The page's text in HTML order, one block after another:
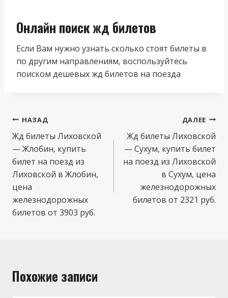
Онлайн поиск жд билетов
Если Вам нужно узнать сколько стоят билеты в
по другим направлениям, воспользуйтесь
поиском дешевых жд билетов на поезда
Навигация
по
записям
НАЗАД
Жд билеты Лиховской
— Жлобин, купить
билет на поезд из
Лиховской в Жлобин,
цена
железнодорожных
билетов от 3903 руб.
ДАЛЕЕ
Жд билеты Лиховской
— Сухум, купить билет
на поезд из Лиховской
в Сухум, цена
железнодорожных
билетов от 2321 руб.
Похожие записи